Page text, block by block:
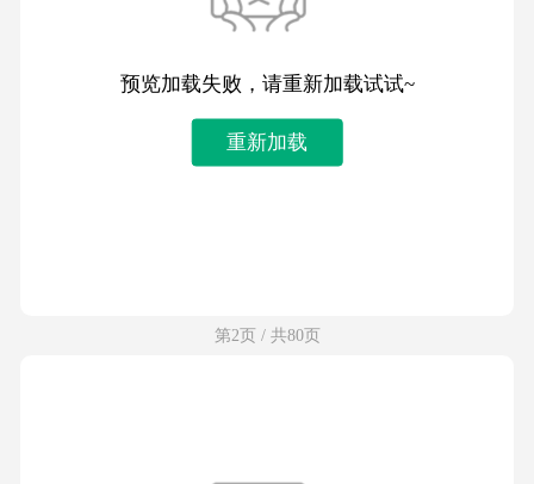
预览加载失败，请重新加载试试~
重新加载
第2页 / 共80页